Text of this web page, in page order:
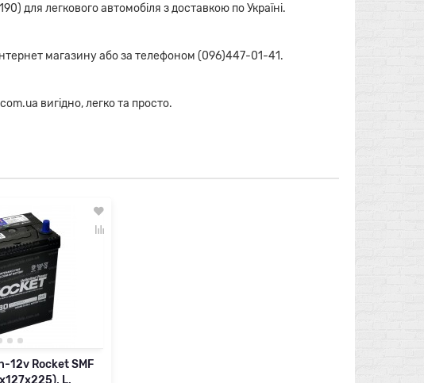
для легкового автомобіля з доставкою по Україні.
магазину або за телефоном (096)447-01-41.
вигідно, легко та просто.
12v Rocket SMF
L,